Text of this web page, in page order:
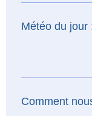
Météo du jour
Comment